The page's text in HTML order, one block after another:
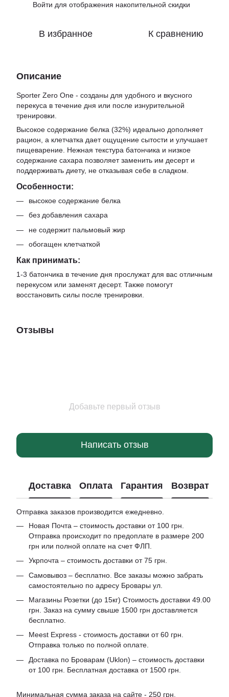
Войти для отображения накопительной скидки
В избранное К сравнению
Описание
Sporter Zero One - созданы для удобного и вкусного
перекуса в течение дня или после изнурительной
тренировки.
Высокое содержание белка (32%) идеально дополняет
рацион, а клетчатка дает ощущение сытости и улучшает
пищеварение. Нежная текстура батончика и низкое
содержание сахара позволяет заменить им десерт и
поддерживать диету, не отказывая себе в сладком.
Особенности:
высокое содержание белка
без добавления сахара
не содержит пальмовый жир
обогащен клетчаткой
Как принимать:
1-3 батончика в течение дня прослужат для вас отличным
перекусом или заменят десерт. Также помогут
восстановить силы после тренировки.
Отзывы
Добавьте первый отзыв
Написать отзыв
Доставка Оплата Гарантия Возврат
Отправка заказов производится ежедневно.
Новая Почта – стоимость доставки от 100 грн.
Отправка происходит по предоплате в размере 200
грн или полной оплате на счет ФЛП.
Укрпочта – стоимость доставки от 75 грн.
Самовывоз – бесплатно. Все заказы можно забрать
самостоятельно по адресу Бровары ул.
Магазины Розетки (до 15кг) Стоимость доставки 49.00
грн. Заказ на сумму свыше 1500 грн доставляется
бесплатно.
Meest Express - стоимость доставки от 60 грн.
Отправка только по полной оплате.
Доставка по Броварам (Uklon) – стоимость доставки
от 100 грн. Бесплатная доставка от 1500 грн.
Минимальная сумма заказа на сайте - 250 грн.